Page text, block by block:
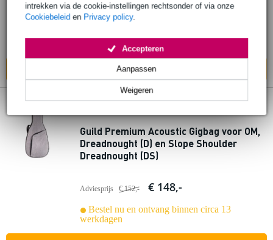
intrekken via de cookie-instellingen rechtsonder of via onze
Cookiebeleid en Privacy policy.
Weigeren
Aanpassen
Accepteren
Adviesprijs € 343,- € 316,-
In mijn winkelwagen
1 review
Guild Premium Acoustic Gigbag voor OM,
Dreadnought (D) en Slope Shoulder
Dreadnought (DS)
Adviesprijs € 152,- € 148,-
Bestel nu en ontvang binnen circa 13
werkdagen